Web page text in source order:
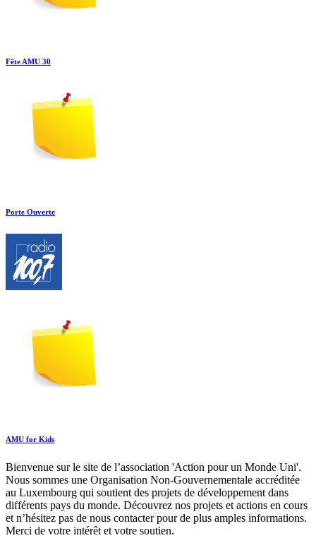
Fête AMU 30
Porte Ouverte
AMU for Kids
Bienvenue sur le site de l’association 'Action pour un Monde Uni'.
Nous sommes une Organisation Non-Gouvernementale accréditée
au Luxembourg qui soutient des projets de développement dans
différents pays du monde. Découvrez nos projets et actions en cours
et n’hésitez pas de nous contacter pour de plus amples informations.
Merci de votre intérêt et votre soutien.